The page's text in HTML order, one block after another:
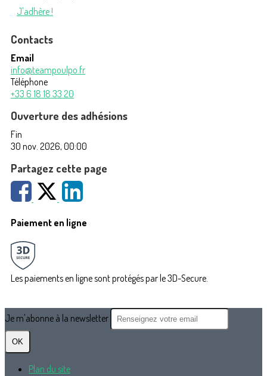
J'adhère !
Contacts
Email
info@teampoulpo.fr
Téléphone
+33 6 18 18 33 20
Ouverture des adhésions
Fin
30 nov. 2026, 00:00
Partagez cette page
Paiement en ligne
Les paiements en ligne sont protégés par le 3D-Secure.
Je m'abonne à la newsletter
OK
Plan du site